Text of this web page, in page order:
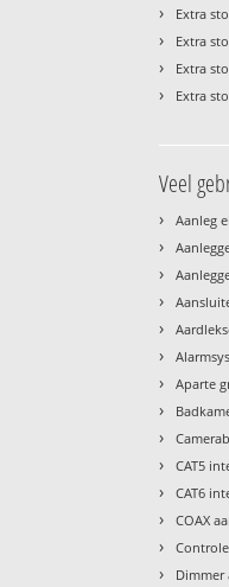
› Extra
› Extra
› Extra
› Extra
Veel
› Aanleg
›
›
›
›
›
› Aparte
›
›
› CAT5
› CAT6
› COAX
›
› Dimmer